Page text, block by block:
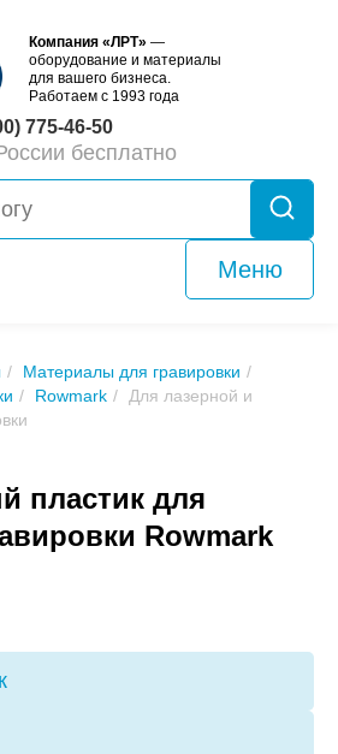
Компания «ЛРТ» —
оборудование и материалы
для вашего бизнеса.
Работаем с 1993 года
775-46-50
бесплатно
Меню
Материалы для гравировки
Rowmark
Для лазерной и
пластик для
Rowmark